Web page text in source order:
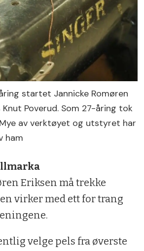
startet Jannicke Romøren
Poverud. Som 27-åring tok
av verktøyet og utstyret har
ham
Eriksen må trekke
virker med ett for trang
velge pels fra øverste